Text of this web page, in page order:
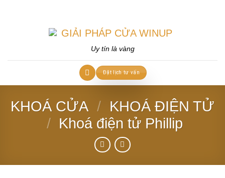
Uy tín là vàng
Đặt lịch tư vấn
KHOÁ CỬA / KHOÁ ĐIỆN TỬ
/ Khoá điện tử Phillip